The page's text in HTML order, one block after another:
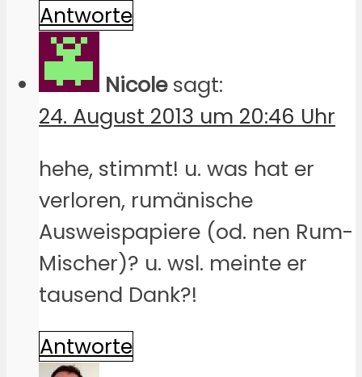
Antworte
Nicole sagt:
24. August 2013 um 20:46 Uhr
hehe, stimmt! u. was hat er
verloren, rumänische
Ausweispapiere (od. nen Rum-
Mischer)? u. wsl. meinte er
tausend Dank?!
Antworte